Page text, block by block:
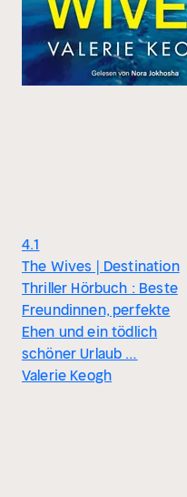
4.1
The Wives | Destination
Thriller Hörbuch : Beste
Freundinnen, perfekte
Ehen und ein tödlich
schöner Urlaub …
Valerie Keogh